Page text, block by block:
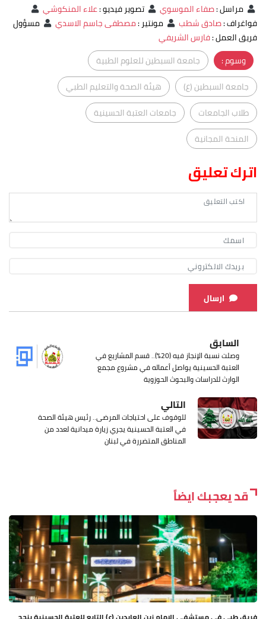
مراسل:صفاء الموسوي تصوير فيديو:علاء المنكوشي
فواغراف:صادق شطب مونتير:مصطفى جاسم الاسدي
مسؤول
فريق العمل:فارس الشريفي
وسوم :
جامعة السبطين للعلوم الطبية
جامعة السبطين (ع)
هيئة الصحة والتعليم الطبي
طلاب الجامعات
جامعات العتبة الحسينية
المنحة المجانية
اترك تعليق
ارسال
السابق
وصلت نسبة الإنجاز فيه (20%).. قسم المشاريع في
العتبة الحسينية يواصل أعماله في مشروع مجمع
الوارث للدراسات والبحوث الحوزوية
التالي
للوقوف على احتياجات المرضى.. رئيس هيئة الصحة
في العتبة الحسينية يجري زيارة ميدانية لعدد من
المناطق المتضررة في لبنان
قد يعجبك ايضاً